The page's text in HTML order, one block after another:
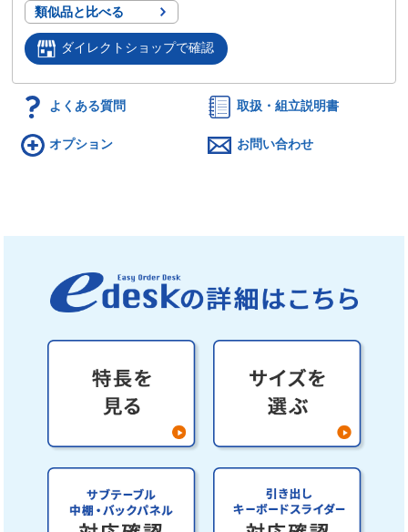
類似品と比べる
ダイレクトショップで確認
よくある質問 取扱・組立説明書
オプション お問い合わせ